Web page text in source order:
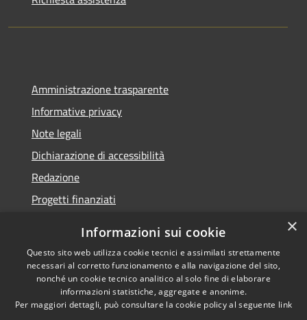
Amministrazione trasparente
Informative privacy
Note legali
Dichiarazione di accessibilità
Redazione
Progetti finanziati
RSS
Accessibilità
Privacy
Dichiarazione di
accessibilità• Copyright ©
2021 • Comune di Mirano
×
Informazioni sui cookie
Questo sito web utilizza cookie tecnici e assimilati strettamente
necessari al corretto funzionamento e alla navigazione del sito,
nonché un cookie tecnico analitico al solo fine di elaborare
informazioni statistiche, aggregate e anonime.
Per maggiori dettagli, può consultare la cookie policy al seguente link